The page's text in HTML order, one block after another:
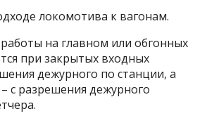
локомотива к вагонам.
на главном или обгонных
при закрытых входных
дежурного по станции, а
с разрешения дежурного